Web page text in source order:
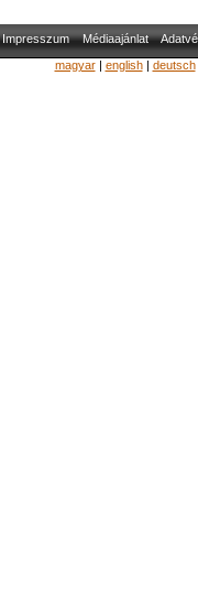
Impresszum Médiaajánlat
magyar| english| deutsch